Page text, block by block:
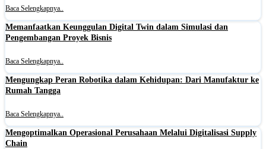
Baca Selengkapnya..
Memanfaatkan Keunggulan Digital Twin dalam Simulasi dan
Pengembangan Proyek Bisnis
Baca Selengkapnya..
Mengungkap Peran Robotika dalam Kehidupan: Dari Manufaktur ke
Rumah Tangga
Baca Selengkapnya..
Mengoptimalkan Operasional Perusahaan Melalui Digitalisasi Supply
Chain